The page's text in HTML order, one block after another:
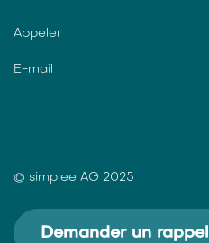
Appeler
E-mail
© simplee AG 2025
Demander un rappel